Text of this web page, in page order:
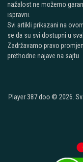
nažalost ne možemo
ispravni.
Svi artikli prikazani na
se da su svi dostupni u
Zadržavamo pravo
prethodne najave na sajtu.
Player 387 doo © 2026.